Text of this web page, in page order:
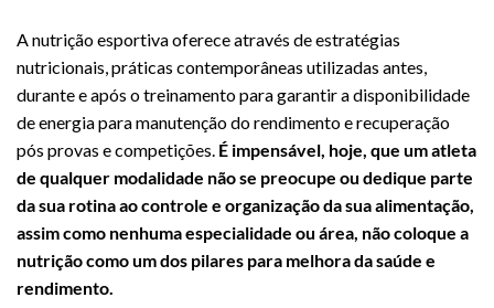
A nutrição esportiva oferece através de estratégias
nutricionais, práticas contemporâneas utilizadas antes,
durante e após o treinamento para garantir a disponibilidade
de energia para manutenção do rendimento e recuperação
pós provas e competições. É impensável, hoje, que um atleta
de qualquer modalidade não se preocupe ou dedique parte
da sua rotina ao controle e organização da sua alimentação,
assim como nenhuma especialidade ou área, não coloque a
nutrição como um dos pilares para melhora da saúde e
rendimento.